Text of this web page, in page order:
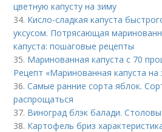
цветную капусту на зиму
34. Кисло-сладкая капуста
уксусом. Потрясающая
капуста: пошаговые рецепты
35. Маринованная капуста с 70
Рецепт «Маринованная капуста на
36.Самые ранние сорта яблок.
распрощаться
37. Виноград блэк балади.
38. Картофель бриз